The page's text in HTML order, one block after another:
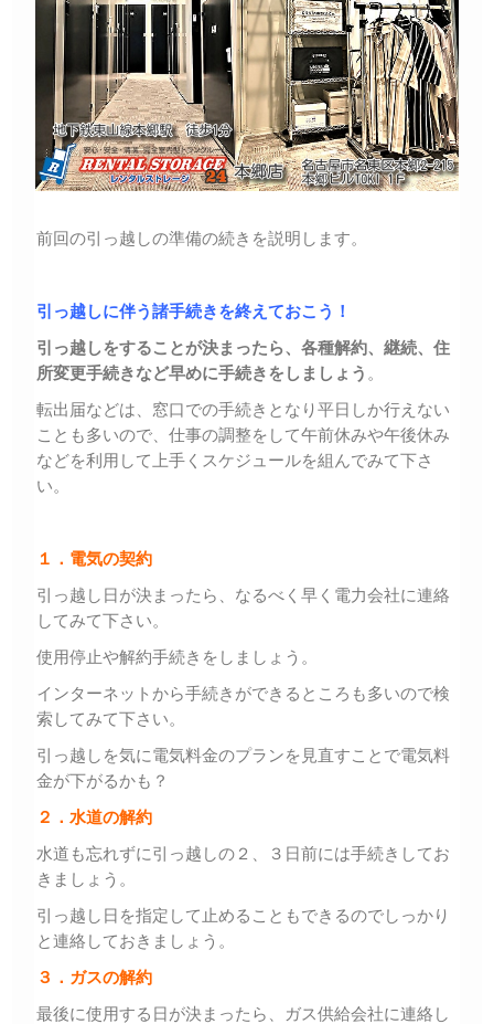
前回の引っ越しの準備の続きを説明します。
引っ越しに伴う諸手続きを終えておこう！
引っ越しをすることが決まったら、各種解約、継続、住
所変更手続きなど早めに手続きをしましょう 。
転出届などは、窓口での手続きとなり平日しか行えない
ことも多いので、仕事の調整をして午前休みや午後休み
などを利用して上手くスケジュールを組んでみて下さ
い。
１．電気の契約
引っ越し日が決まったら、なるべく早く電力会社に連絡
してみて下さい。
使用停止や解約手続きをしましょう。
インターネットから手続きができるところも多いので検
索してみて下さい。
引っ越しを気に電気料金のプランを見直すことで電気料
金が下がるかも？
２．水道の解約
水道も忘れずに引っ越しの２、３日前には手続きしてお
きましょう。
引っ越し日を指定して止めることもできるのでしっかり
と連絡しておきましょう。
３．ガスの解約
最後に使用する日が決まったら、ガス供給会社に連絡し